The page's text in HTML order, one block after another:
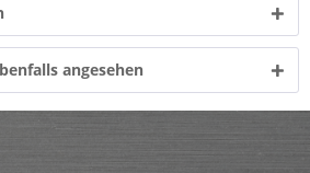
angesehen